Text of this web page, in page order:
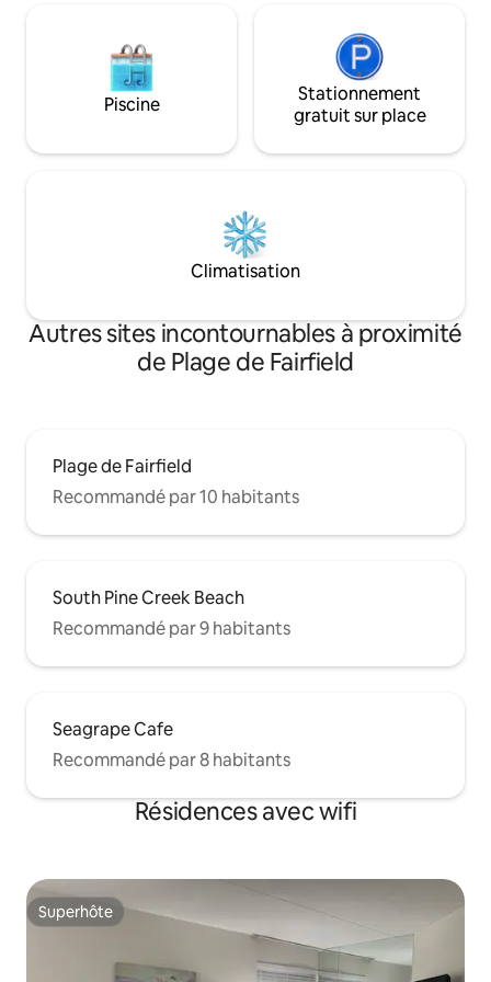
Piscine
Stationnement
gratuit sur place
Climatisation
Autres sites incontournables à proximité
de Plage de Fairfield
Plage de Fairfield
Recommandé par 10 habitants
South Pine Creek Beach
Recommandé par 9 habitants
Seagrape Cafe
Recommandé par 8 habitants
Résidences avec wifi
Superhôte
Superhôte